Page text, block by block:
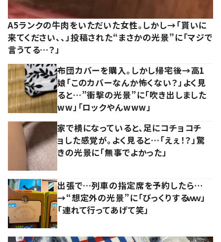
A5ランクの牛肉をいただいた女性。しかし→「貰いに
来てください、、」投稿された“まさかの光景”に「マジで
言うてる…？」
布団カバーを購入。しかし帰宅後→高1
娘「このカバーなんか怖くない？」よく見
ると…”衝撃の光景”に「吹き出しました
ww」「ロックやんwww」
家で横になっていると、足にコチョコチ
ョした感覚が。よく見ると…「えぇ！？」驚
きの光景に「無事でよかった」
出張で…列車の指定席を予約したら…
→“想定外の光景”に「びっくりするｗｗ」
「連れて行ってあげて笑」